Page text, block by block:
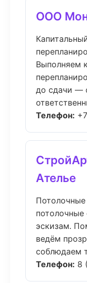
ООО
Выполняем
до сдачи —
Телефон:
Ателье
эскизам.
ведём
соблюдаем
Телефон: 8